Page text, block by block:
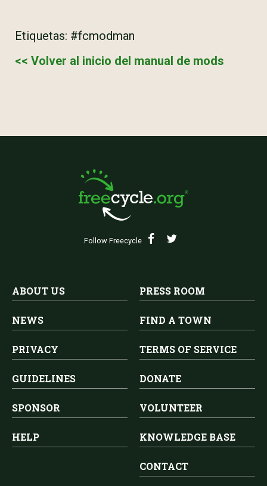
Etiquetas: #fcmodman
<< Volver al inicio del manual de mods
Follow Freecycle
ABOUT US PRESS ROOM
NEWS FIND A TOWN
PRIVACY TERMS OF SERVICE
GUIDELINES DONATE
SPONSOR VOLUNTEER
HELP KNOWLEDGE BASE
CONTACT